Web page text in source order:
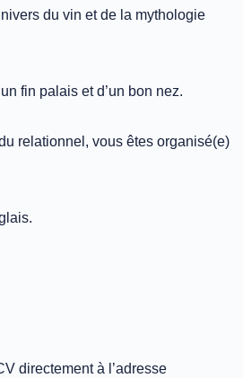
du vin et de la mythologie
fin palais et d’un bon nez.
relationnel, vous êtes organisé(e)
directement à l’adresse